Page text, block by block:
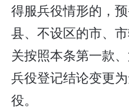
得服兵役情形的，
县、不设区的市、
关按照本条第一款
兵役登记结论变更
役。